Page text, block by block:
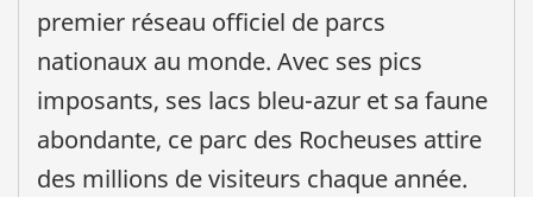
premier réseau officiel de parcs
nationaux au monde. Avec ses pics
imposants, ses lacs bleu-azur et sa faune
abondante, ce parc des Rocheuses attire
des millions de visiteurs chaque année.